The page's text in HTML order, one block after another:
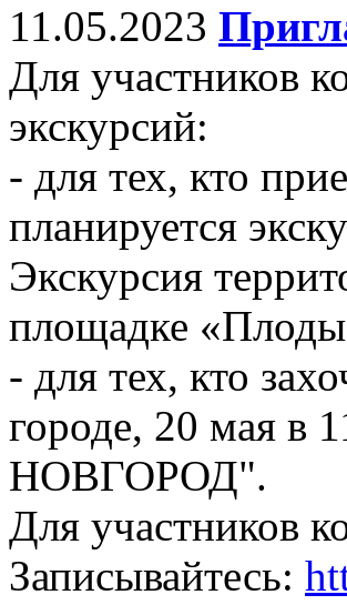
11.05.2023
Для участников
экскурсий:
- для тех, кто
планируется
Экскурсия
площадке
- для тех, кто
городе, 20 мая
НОВГОРОД".
Для участников
Записывайтесь: